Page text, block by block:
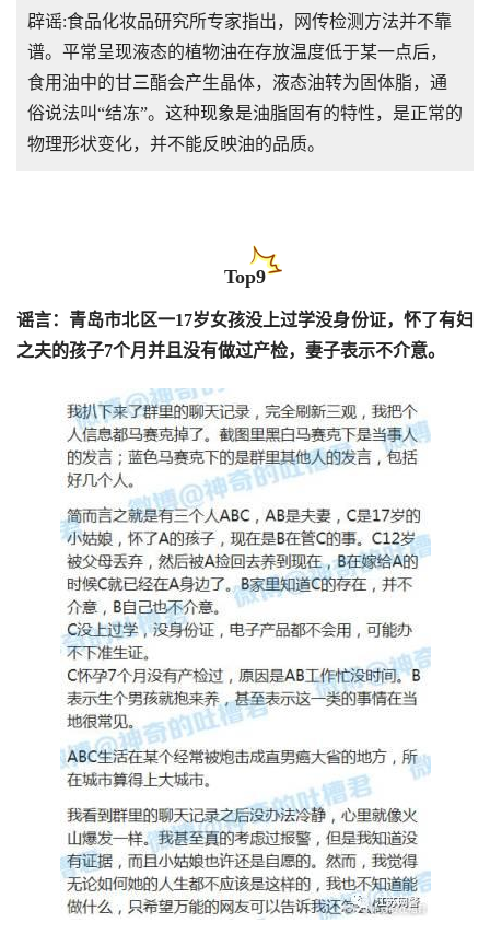
辟谣:食品化妆品研究所专家指出，网传检测方法并不靠
谱。平常呈现液态的植物油在存放温度低于某一点后，
食用油中的甘三酯会产生晶体，液态油转为固体脂，通
俗说法叫“结冻”。这种现象是油脂固有的特性，是正常的
物理形状变化，并不能反映油的品质。
Top9
谣言：青岛市北区一17岁女孩没上过学没身份证，怀了有妇
之夫的孩子7个月并且没有做过产检，妻子表示不介意。